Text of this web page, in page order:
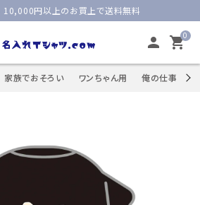
10,000円以上のお買上で送料無料
person 0
shopping_cart
家族でおそろい ワンちゃん用 俺の仕事